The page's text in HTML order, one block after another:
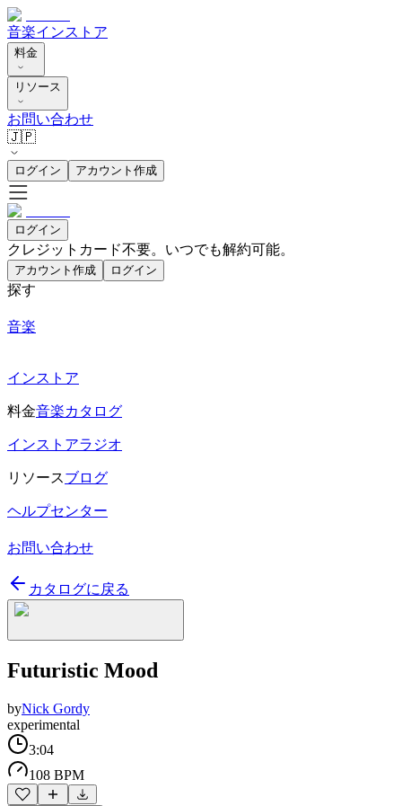
音楽インストア
料金
リソース
お問い合わせ
🇯🇵
ログイン アカウント作成
ログイン
クレジットカード不要。いつでも解約可能。
アカウント作成 ログイン
探す
音楽
インストア
料金音楽カタログ
インストアラジオ
リソースブログ
ヘルプセンター
お問い合わせ
カタログに戻る
Futuristic Mood
byNick Gordy
experimental
3:04
108 BPM